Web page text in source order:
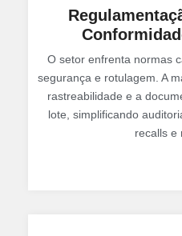
O setor enfrenta normas
segurança e rotulagem. A
rastreabilidade e a
lote, simplificando
recalls e